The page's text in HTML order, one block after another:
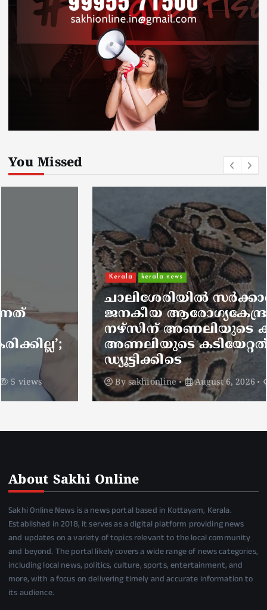
You Missed
kerala news
ചാലിശേരിയില്‍ സര്‍ക്കാര്‍
ജനകീയ ആരോഗ്യകേന്ദ്രത്തില്‍
നഴ്സിന് അണലിയുടെ കടിയേറ്റു;
അണലിയുടെ കടിയേറ്റത്
ഡ്യൂട്ടിക്കിടെ
By August 6, 2026 5 views
About Sakhi Online
Sakhi Online News is a news portal based in Kottayam, Kerala.
Established in 2018, it serves as a digital platform providing news
and updates on a variety of topics relevant to the local community
and beyond. The portal likely covers a wide range of news categories,
including local news, politics, culture, sports, entertainment, and
more, with a focus on delivering timely and accurate information to
its audience.